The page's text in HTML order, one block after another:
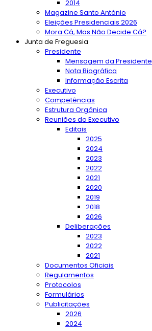
2014
Magazine Santo António
Eleições Presidenciais 2026
Mora Cá, Mas Não Decide Cá?
Junta de Freguesia
Presidente
Mensagem da Presidente
Nota Biográfica
Informação Escrita
Executivo
Competências
Estrutura Orgânica
Reuniões do Executivo
Editais
2025
2024
2023
2022
2021
2020
2019
2018
2026
Deliberações
2023
2022
2021
Documentos Oficiais
Regulamentos
Protocolos
Formulários
Publicitações
2026
2024